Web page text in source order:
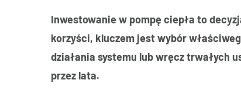
Inwestowanie w pompę ciepła to
korzyści, kluczem jest wybór
działania systemu lub wręcz trwałych
przez lata.